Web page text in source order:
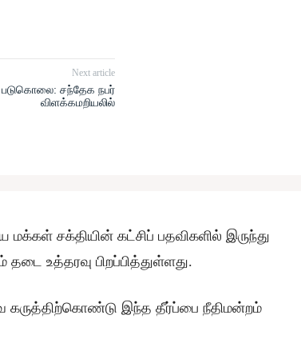
Next article
படுகொலை: சந்தேக நபர்
விளக்கமறியலில்
சக்தியின் கட்சிப் பதவிகளில் இருந்து
உத்தரவு பிறப்பித்துள்ளது.
இந்த தீர்ப்பை நீதிமன்றம்